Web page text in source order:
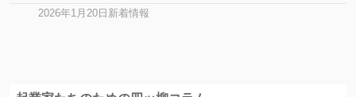
2026年1月20日新着情報